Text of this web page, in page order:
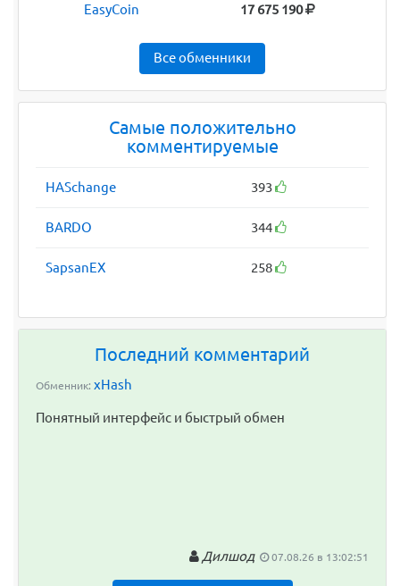
EasyCoin 17 675 190
Все обменники
Самые положительно
комментируемые
HASchange 393
BARDO 344
SapsanEX 258
Последний комментарий
Обменник: xHash
Понятный интерфейс и быстрый обмен
Дилшод 07.08.26 в 13:02:51